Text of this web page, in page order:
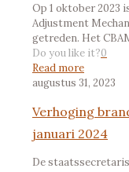
Op 1 oktober 2023
Adjustment
getreden. Het
Do you like it?0
Read more
augustus 31, 2023
Verhoging
januari 2024
De